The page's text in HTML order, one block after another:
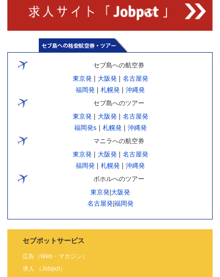
セブ島への航空券
東京発| 大阪発| 名古屋発
福岡発
札幌発
沖縄発
セブ島へのツアー
東京発| 大阪発| 名古屋発
福岡発s
札幌発| 沖縄発
マニラへの航空券
東京発| 大阪発| 名古屋発
福岡発
札幌発
沖縄発
ボホルへのツアー
東京発 大阪発
名古屋発| 福岡発
セブポットサービス
広告（Web・マガジン）
求人 （Jobpot）